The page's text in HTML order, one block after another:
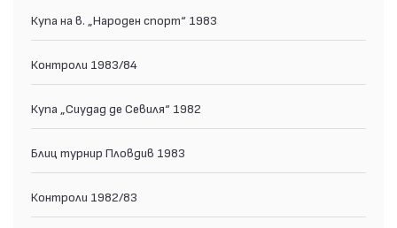
Купа на в. „Народен спорт“ 1983
Контроли 1983/84
Купа „Сиудад де Севиля“ 1982
Блиц турнир Пловдив 1983
Контроли 1982/83